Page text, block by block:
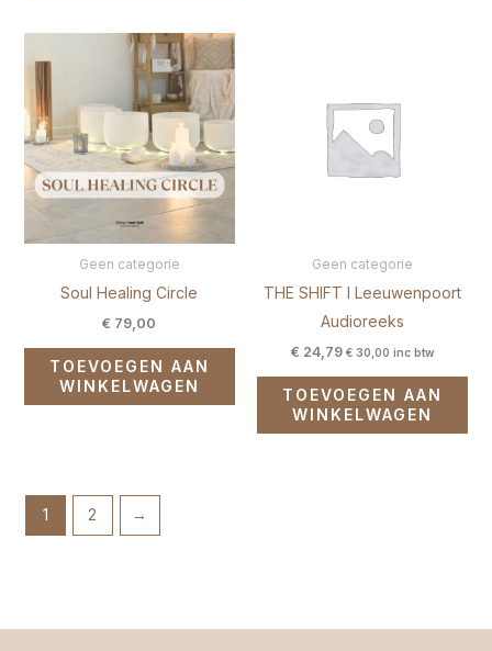
Geen categorie
Soul Healing Circle
€ 79,00
TOEVOEGEN AAN
WINKELWAGEN
Geen categorie
THE SHIFT I Leeuwenpoort
Audioreeks
€ 24,79 € 30,00 inc btw
TOEVOEGEN AAN
WINKELWAGEN
1 2 →